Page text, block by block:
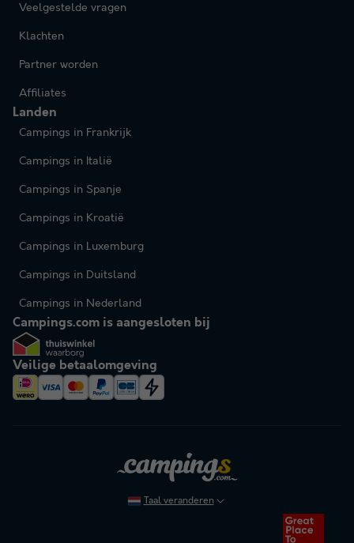
Veelgestelde vragen
Klachten
Partner worden
Affiliates
Landen
Campings in Frankrijk
Campings in Italië
Campings in Spanje
Campings in Kroatië
Campings in Luxemburg
Campings in Duitsland
Campings in Nederland
Campings.com is aangesloten bij
Veilige betaalomgeving
Taal veranderen